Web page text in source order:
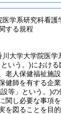
医学系研究科看護
する規程
川大学大学院医
いう。)における
老人保健福祉施
健師を有する企
等」という。)の
関し必要な事項
を図ることを目的